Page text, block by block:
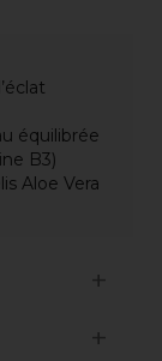
équilibrée
B3)
Aloe Vera